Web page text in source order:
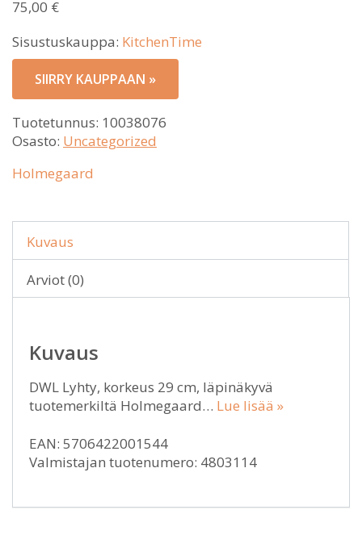
75,00 €
Sisustuskauppa: KitchenTime
SIIRRY KAUPPAAN »
Tuotetunnus: 10038076
Osasto: Uncategorized
Holmegaard
Kuvaus
Arviot (0)
Kuvaus
DWL Lyhty, korkeus 29 cm, läpinäkyvä
tuotemerkiltä Holmegaard… Lue lisää »
EAN: 5706422001544
Valmistajan tuotenumero: 4803114